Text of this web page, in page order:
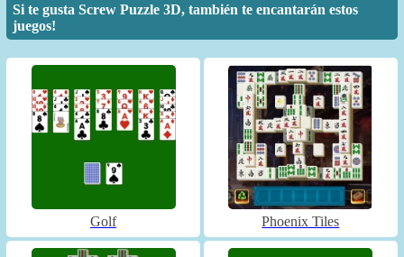
Si te gusta Screw Puzzle 3D, también te encantarán estos
juegos!
Golf Phoenix Tiles